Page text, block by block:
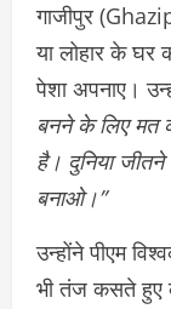
गाजीपुर
या लोहार के घर
पेशा अपनाए।
बनने के लिए मत
है। दुनिया
बनाओ।”
उन्होंने पीएम
भी तंज कसते हुए